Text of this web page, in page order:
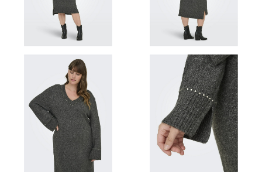
Klean